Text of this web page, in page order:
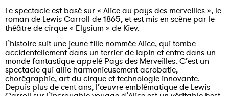
Le spectacle est basé sur « Alice au pays des merveilles », le
roman de Lewis Carroll de 1865, et est mis en scène par le
théâtre de cirque « Elysium » de Kiev.
L’histoire suit une jeune fille nommée Alice, qui tombe
accidentellement dans un terrier de lapin et entre dans un
monde fantastique appelé Pays des Merveilles. C’est un
spectacle qui allie harmonieusement acrobatie,
chorégraphie, art du cirque et technologie innovante.
Depuis plus de cent ans, l’œuvre emblématique de Lewis